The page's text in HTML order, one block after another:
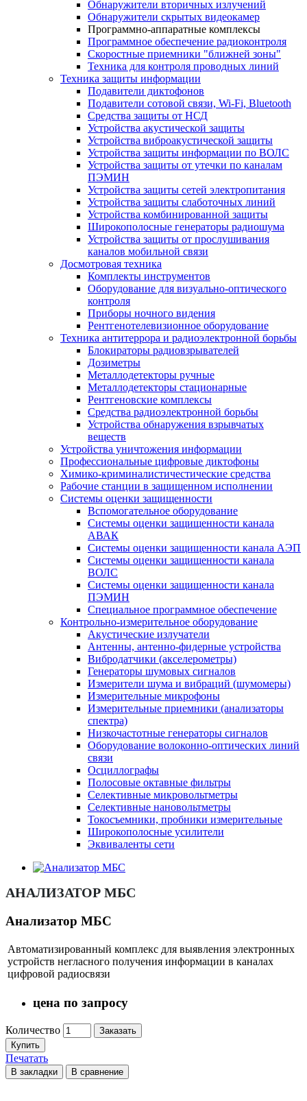
Обнаружители вторичных излучений
Обнаружители скрытых видеокамер
Программно-аппаратные комплексы
Программное обеспечение радиоконтроля
Скоростные приемники "ближней зоны"
Техника для контроля проводных линий
Техника защиты информации
Подавители диктофонов
Подавители сотовой связи, Wi-Fi, Bluetooth
Средства защиты от НСД
Устройства акустической защиты
Устройства виброакустической защиты
Устройства защиты информации по ВОЛС
Устройства защиты от утечки по каналам
ПЭМИН
Устройства защиты сетей электропитания
Устройства защиты слаботочных линий
Устройства комбинированной защиты
Широкополосные генераторы радиошума
Устройства защиты от прослушивания
каналов мобильной связи
Досмотровая техника
Комплекты инструментов
Оборудование для визуально-оптического
контроля
Приборы ночного видения
Рентгенотелевизионное оборудование
Техника антитеррора и радиоэлектронной борьбы
Блокираторы радиовзрывателей
Дозиметры
Металлодетекторы ручные
Металлодетекторы стационарные
Рентгеновские комплексы
Средства радиоэлектронной борьбы
Устройства обнаружения взрывчатых
веществ
Устройства уничтожения информации
Профессиональные цифровые диктофоны
Химико-криминалистичестические средства
Рабочие станции в защищенном исполнении
Системы оценки защищенности
Вспомогательное оборудование
Системы оценки защищенности канала
АВАК
Системы оценки защищенности канала АЭП
Системы оценки защищенности канала
ВОЛС
Системы оценки защищенности канала
ПЭМИН
Специальное программное обеспечение
Контрольно-измерительное оборудование
Акустические излучатели
Антенны, антенно-фидерные устройства
Вибродатчики (акселерометры)
Генераторы шумовых сигналов
Измерители шума и вибраций (шумомеры)
Измерительные микрофоны
Измерительные приемники (анализаторы
спектра)
Низкочастотные генераторы сигналов
Оборудование волоконно-оптических линий
связи
Осциллографы
Полосовые октавные фильтры
Селективные микровольтметры
Селективные нановольтметры
Токосъемники, пробники измерительные
Широкополосные усилители
Эквиваленты сети
АНАЛИЗАТОР МБС
Анализатор МБС
Автоматизированный комплекс для выявления электронных
устройств негласного получения информации в каналах
цифровой радиосвязи
цена по запросу
Количество
Заказать
Купить
Печатать
В закладки В сравнение